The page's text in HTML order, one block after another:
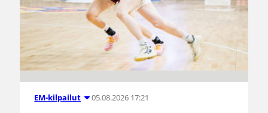
EM-kilpailut 05.08.2026 17:21